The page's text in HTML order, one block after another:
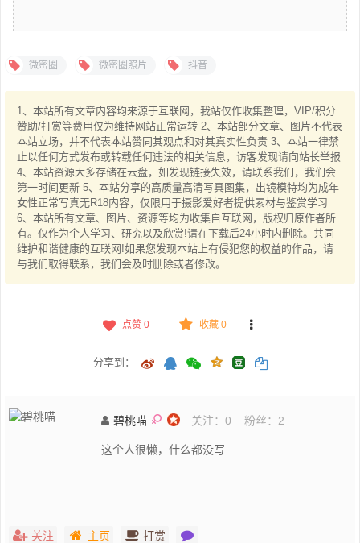
微密圈 微密圈照片 抖音
1、本站所有文章内容均来源于互联网，我站仅作收集整理，VIP/积分
赞助/打赏等费用仅为维持网站正常运转 2、本站部分文章、图片不代表
本站立场，并不代表本站赞同其观点和对其真实性负责 3、本站一律禁
止以任何方式发布或转载任何违法的相关信息，访客发现请向站长举报
4、本站资源大多存储在云盘，如发现链接失效，请联系我们，我们会
第一时间更新 5、本站分享的高质量高清写真图集，出镜模特均为成年
女性正常写真无R18内容，仅限用于摄影爱好者提供素材与鉴赏学习
6、本站所有文章、图片、资源等均为收集自互联网，版权归原作者所
有。仅作为个人学习、研究以及欣赏!请在下载后24小时内删除。共同
维护和谐健康的互联网!如果您发现本站上有侵犯您的权益的作品，请
与我们取得联系，我们会及时删除或者修改。
点赞 0 收藏 0
分享到：
碧桃喵 关注： 0 粉丝： 2
这个人很懒，什么都没写
关注 主页 打赏